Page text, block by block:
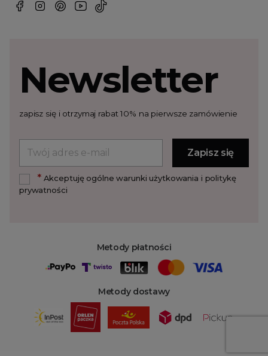
Metody płatności
Metody dostawy
Newsletter
zapisz się i otrzymaj rabat 10% na pierwsze zamówienie
*Akceptuję ogólne warunki użytkowania i politykę
prywatności